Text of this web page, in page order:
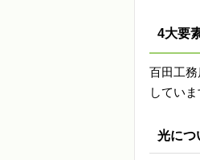
4大要
百田工
していま
光につ